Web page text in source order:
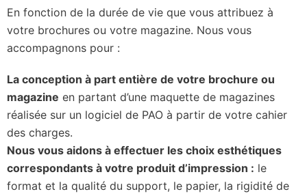
En fonction de la durée de vie que vous attribuez à
votre brochures ou votre magazine. Nous vous
accompagnons pour :
La conception à part entière de votre brochure ou
magazine en partant d’une maquette de magazines
réalisée sur un logiciel de PAO à partir de votre cahier
des charges.
Nous vous aidons à effectuer les choix esthétiques
correspondants à votre produit d’impression : le
format et la qualité du support, le papier, la rigidité de